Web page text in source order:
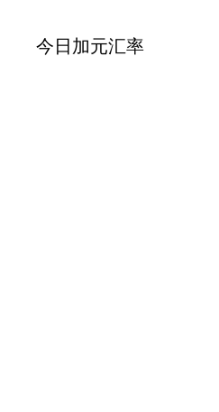
今日加元汇率